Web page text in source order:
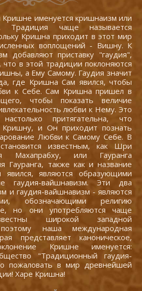
Кришне именуется кришнаизм или
Традиция чаще называется
Кришна приходит в этот мир
воплощений - Вишну. К
добавляют приставку "гаудия",
в этой традиции поклоняются
а Ему Самому. Гаудия значит
где Кришна Сам явился, чтобы
к Себе. Сам Кришна пришел в
чтобы показать величие
любви к Нему. Это
притягательна, что
Кришну, и Он приходит познать
Любви к Самому Себе. В
известным, как Шри
Махапрабху, или Гауранга
Гауранга, также как и название
являются образующими
гаудия-вайшнавизм. Эти два
и гаудия-вайшнавизм - являются
обозначающими религию
но они употребляются чаще
широкой западной
наша международная
представляет каноническое,
Кришне именуется:
"Традиционный гаудия-
пожаловать в мир древнейшей
Харе Кришна!